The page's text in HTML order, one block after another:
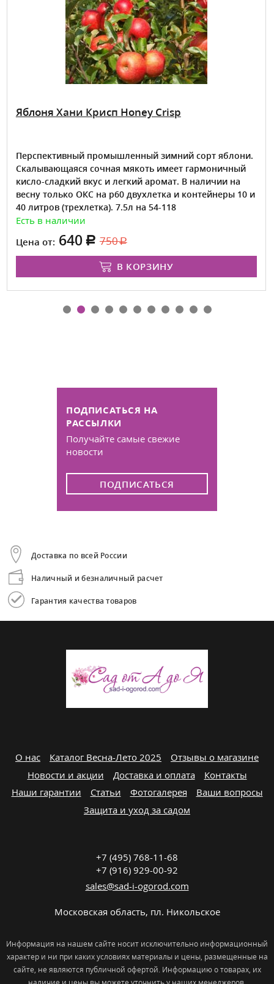
Яблоня Хани Крисп Honey Crisp
Перспективный промышленный зимний сорт яблони.
Скалывающаяся сочная мякоть имеет гармоничный
кисло-сладкий вкус и легкий аромат. В наличии на
весну только ОКС на р60 двухлетка и контейнеры 10 и
40 литров (трехлетка). 7.5л на 54-118
Есть в наличии
Цена от: 640 750
В КОРЗИНУ
ПОДПИСАТЬСЯ НА
РАССЫЛКИ
Получайте самые свежие
новости
ПОДПИСАТЬСЯ
Доставка по всей России
Наличный и безналичный расчет
Гарантия качества товаров
О нас Каталог Весна-Лето 2025
Отзывы о магазине
Новости и акции
Доставка и оплата
Контакты
Наши гарантии
Статьи Фотогалерея
Ваши вопросы
Защита и уход за садом
+7 (495) 768-11-68
+7 (916) 929-00-92
sales@sad-i-ogorod.com
Московская область, пл. Никольcкое
Информация на нашем сайте носит исключительно информационный
характер и ни при каких условиях материалы и цены, размещенные на
сайте, не являются публичной офертой. Информацию о товарах, их